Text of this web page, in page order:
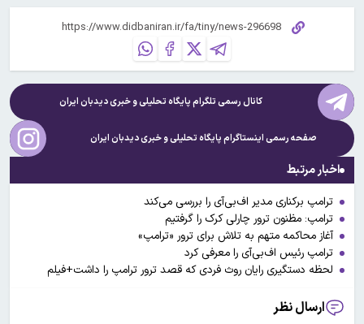
کانال رسمی تلگرام پایگاه تحلیلی و خبریدیدبان ایران
صفحه رسمی اینستاگرام پایگاه تحلیلی و خبریدیدبان ایران
اخبار مرتبط
ترامپ برکناری مدیر اف‌بی‌آی را بررسی می‌کند
ترامپ: مظنون ترور چارلی کرک را گرفتیم
آغاز محاکمه متهم به تلاش برای ترور «ترامپ»
ترامپ رئیس اف‌بی‌آی را معرفی کرد
لحظه دستگیری رایان روث فردی که قصد ترور ترامپ را داشت+فیلم
ارسال نظر